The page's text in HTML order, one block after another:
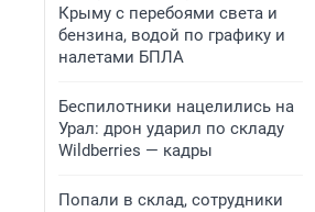
Крыму с перебоями света и
бензина, водой по графику и
налетами БПЛА
Беспилотники нацелились на
Урал: дрон ударил по складу
Wildberries — кадры
Попали в склад, сотрудники